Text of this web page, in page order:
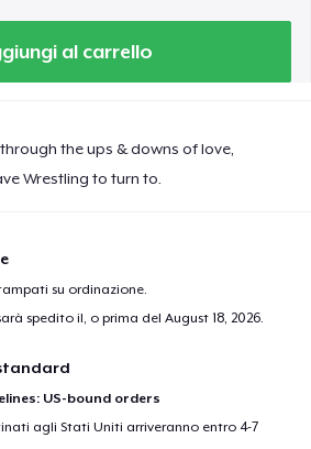
al carrello
the ups & downs of love,
Wrestling to turn to.
su ordinazione.
spedito il, o prima delAugust 18, 2026.
US-bound orders
agli Stati Uniti arriveranno entro 4-7